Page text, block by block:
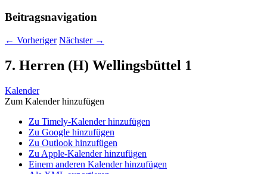
Beitragsnavigation
← Vorheriger Nächster →
7. Herren (H) Wellingsbüttel 1
Kalender
Zum Kalender hinzufügen
Zu Timely-Kalender hinzufügen
Zu Google hinzufügen
Zu Outlook hinzufügen
Zu Apple-Kalender hinzufügen
Einem anderen Kalender hinzufügen